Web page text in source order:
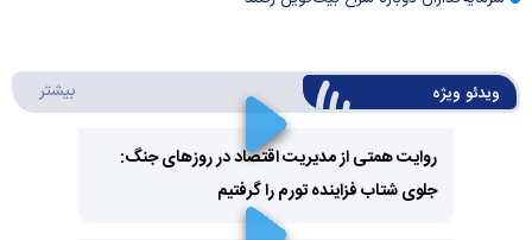
ویدئو ویژه بیشتر
Play
روایت همتی از مدیریت اقتصاد در روزهای جنگ:
جلوی شتاب فزاینده تورم را گرفتیم